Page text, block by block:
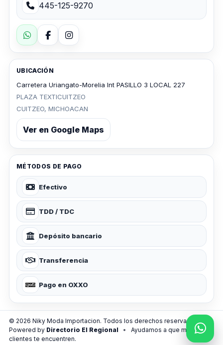
445-125-9270
UBICACIÓN
Carretera Uriangato-Morelia Int PASILLO 3 LOCAL 227
PLAZA TEXTICUITZEO
CUITZEO, MICHOACAN
Ver en Google Maps
MÉTODOS DE PAGO
Efectivo
TDD / TDC
Depósito bancario
Transferencia
Pago en OXXO
© 2026 Niky Moda Importacion. Todos los derechos reservados.
Powered by Directorio El Regional •
Ayudamos a que más
clientes te encuentren.